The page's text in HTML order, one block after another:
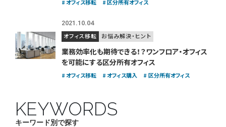
オフィス移転 区分所有オフィス
2021.10.04
オフィス移転 お悩み解決・ヒント
業務効率化も期待できる！？ ワンフロア・オフィス
を可能にする区分所有オフィス
オフィス移転 オフィス購入 区分所有オフィス
キーワード別で探す
KEYWORDS